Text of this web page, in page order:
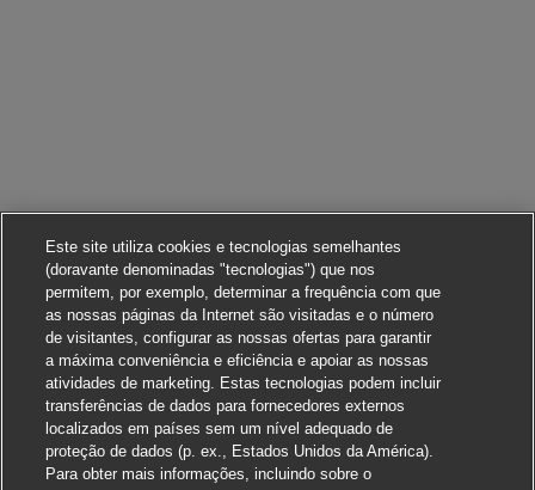
Este site utiliza cookies e tecnologias semelhantes
(doravante denominadas "tecnologias") que nos
permitem, por exemplo, determinar a frequência com que
as nossas páginas da Internet são visitadas e o número
de visitantes, configurar as nossas ofertas para garantir
a máxima conveniência e eficiência e apoiar as nossas
atividades de marketing. Estas tecnologias podem incluir
transferências de dados para fornecedores externos
localizados em países sem um nível adequado de
proteção de dados (p. ex., Estados Unidos da América).
Para obter mais informações, incluindo sobre o